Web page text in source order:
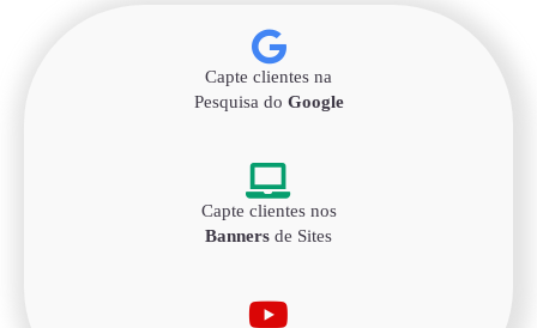
Capte clientes na
Pesquisa do Google
Capte clientes nos
Banners de Sites